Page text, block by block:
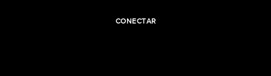
CONECTAR